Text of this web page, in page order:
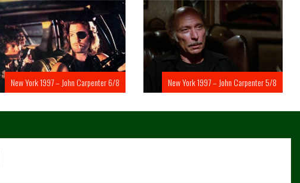
New York 1997 – John Carpenter 6/8 New York 1997 – John Carpenter 5/8